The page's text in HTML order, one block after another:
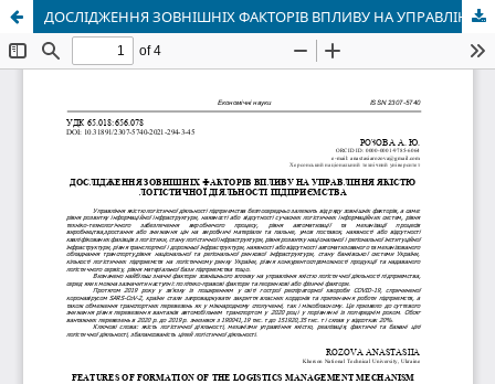
ДОСЛІДЖЕННЯ ЗОВНІШНІХ ФАКТОРІВ ВПЛИВУ НА УПРАВЛІННЯ ЯКІСТЮ ЛОГІСТИЧНОЇ ДІЯЛЬНОСТІ ПІДПРИЄМСТВА